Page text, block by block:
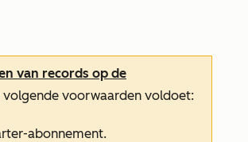
van records op de
volgende voorwaarden voldoet:
abonnement.